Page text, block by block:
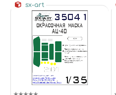
sx-art